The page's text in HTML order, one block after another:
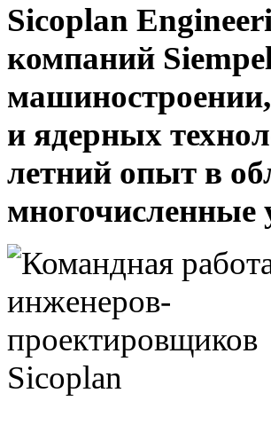
Sicoplan
компаний
и ядерных
летний опыт в
многочисленные